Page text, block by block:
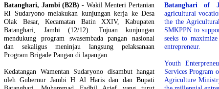
Batanghari, Jambi (B2B) - Wakil Menteri Pertanian
RI Sudaryono melakukan kunjungan kerja ke Desa
Olak Besar, Kecamatan Batin XXIV, Kabupaten
Batanghari, Jambi (12/12). Tujuan kunjungan
mendukung program swasembada pangan nasional
dan sekaligus meninjau langsung pelaksanaan
Program Brigade Pangan di lapangan.
Kedatangan Wamentan Sudaryono disambut hangat
oleh Gubernur Jambi H Al Haris dan dan Bupati
Batanghari of
agricultural
the the
SMKPPN to
seeks to
entrepreneur.
Youth
Services Program
Agriculture